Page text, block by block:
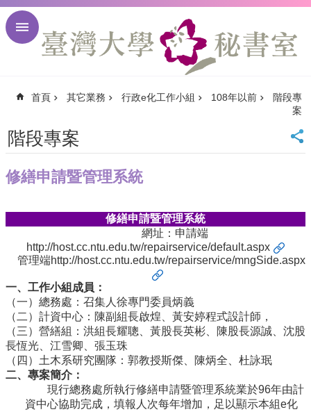
跳到主要內容區塊
回
頁
臺
首
臺
大
校
訊
網
站
導
覽
常
見
問
答
首頁 其它業務 行政e化工作小組 108年以前
階段專
案
階段專案
修繕申請暨管理系統
修繕申請暨管理系統
網址：申請端
http://host.cc.ntu.edu.tw/repairservice/default.aspx
管理端http://host.cc.ntu.edu.tw/repairservice/mngSide.aspx
一、工作小組成員：
（一）總務處：召集人徐專門委員炳義
（二）計資中心：陳副組長啟煌、黃安婷程式設計師，
（三）營繕組：洪組長耀聰、黃股長英彬、陳股長源誠、沈股
長恆光、江雪卿、張玉珠
（四）土木系研究團隊：郭教授斯傑、陳炳全、杜詠珉
二、專案簡介：
現行總務處所執行修繕申請暨管理系統業於96年由計
資中心協助完成，填報人次每年增加，足以顯示本組e化